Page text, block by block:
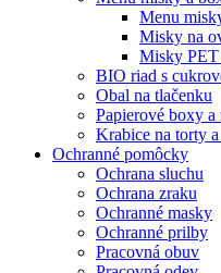
Menu
Misky na
Misky PET
BIO riad s
Obal na tlačenku
Papierové boxy a
Krabice na torty
Ochranné pomôcky
Ochrana sluchu
Ochrana zraku
Ochranné masky
Ochranné prilby
Pracovná obuv